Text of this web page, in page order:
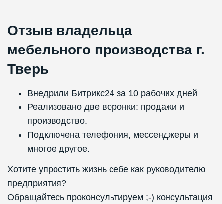
Отзыв владельца
мебельного производства г.
Тверь
Внедрили Битрикс24 за 10 рабочих дней
Реализовано две воронки: продажи и
производство.
Подключена телефония, мессенджеры и
многое другое.
Хотите упростить жизнь себе как руководителю
предприятия?
Обращайтесь проконсультируем ;-) консультация